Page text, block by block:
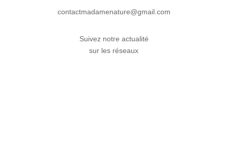
contactmadamenature@gmail.com
Suivez notre actualité
sur les réseaux